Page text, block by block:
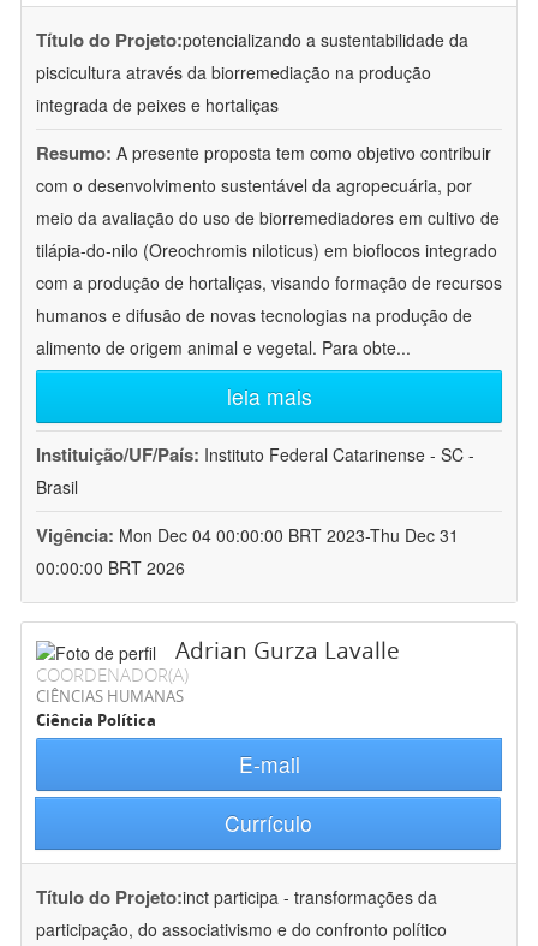
Título do Projeto:potencializando a sustentabilidade da
piscicultura através da biorremediação na produção
integrada de peixes e hortaliças
Resumo: A presente proposta tem como objetivo contribuir
com o desenvolvimento sustentável da agropecuária, por
meio da avaliação do uso de biorremediadores em cultivo de
tilápia-do-nilo (Oreochromis niloticus) em bioflocos integrado
com a produção de hortaliças, visando formação de recursos
humanos e difusão de novas tecnologias na produção de
alimento de origem animal e vegetal. Para obte...
leia mais
Instituição/UF/País: Instituto Federal Catarinense - SC -
Brasil
Vigência: Mon Dec 04 00:00:00 BRT 2023-Thu Dec 31
00:00:00 BRT 2026
Adrian Gurza Lavalle
COORDENADOR(A)
CIÊNCIAS HUMANAS
Ciência Política
E-mail
Currículo
Título do Projeto:inct participa - transformações da
participação, do associativismo e do confronto político